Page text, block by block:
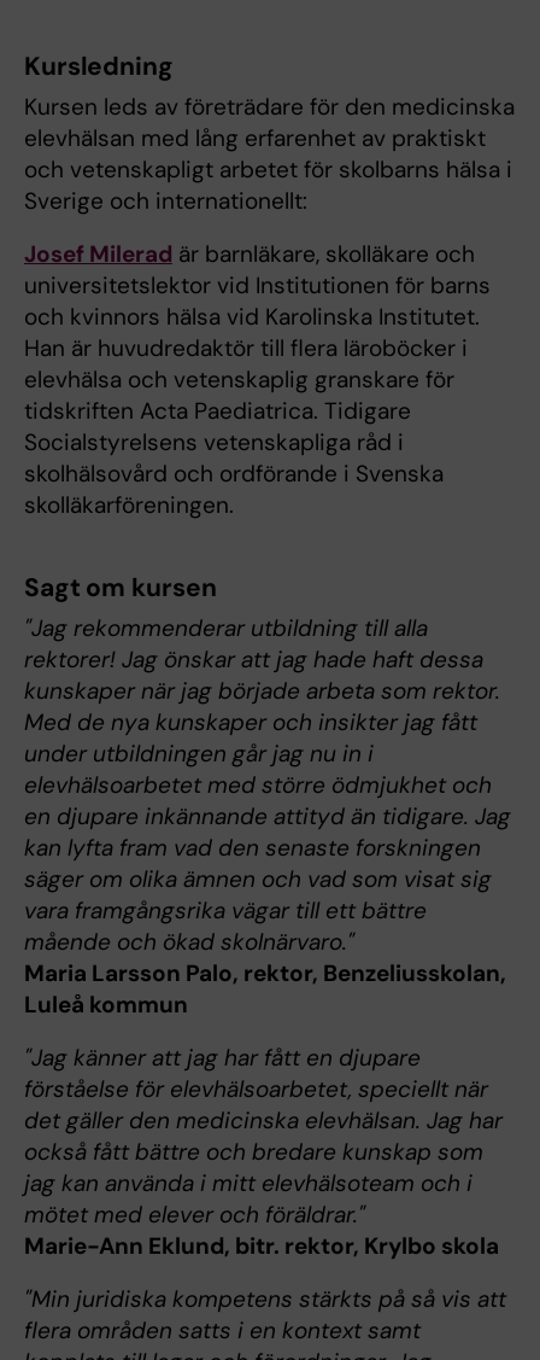
Kursledning
Kursen leds av företrädare för den medicinska
elevhälsan med lång erfarenhet av praktiskt
och vetenskapligt arbetet för skolbarns hälsa i
Sverige och internationellt:
Josef Milerad är barnläkare, skolläkare och
universitetslektor vid Institutionen för barns
och kvinnors hälsa vid Karolinska Institutet.
Han är huvudredaktör till flera läroböcker i
elevhälsa och vetenskaplig granskare för
tidskriften Acta Paediatrica. Tidigare
Socialstyrelsens vetenskapliga råd i
skolhälsovård och ordförande i Svenska
skolläkarföreningen.
Sagt om kursen
"Jag rekommenderar utbildning till alla
rektorer! Jag önskar att jag hade haft dessa
kunskaper när jag började arbeta som rektor.
Med de nya kunskaper och insikter jag fått
under utbildningen går jag nu in i
elevhälsoarbetet med större ödmjukhet och
en djupare inkännande attityd än tidigare. Jag
kan lyfta fram vad den senaste forskningen
säger om olika ämnen och vad som visat sig
vara framgångsrika vägar till ett bättre
mående och ökad skolnärvaro."
Maria Larsson Palo, rektor, Benzeliusskolan,
Luleå kommun
"Jag känner att jag har fått en djupare
förståelse för elevhälsoarbetet, speciellt när
det gäller den medicinska elevhälsan. Jag har
också fått bättre och bredare kunskap som
jag kan använda i mitt elevhälsoteam och i
mötet med elever och föräldrar."
Marie-Ann Eklund, bitr. rektor, Krylbo skola
"Min juridiska kompetens stärkts på så vis att
flera områden satts i en kontext samt